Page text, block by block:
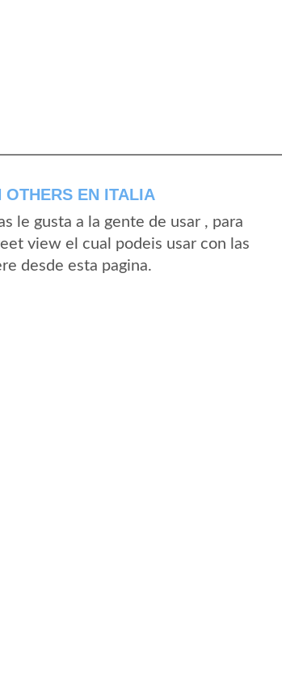
OTHERS EN ITALIA
le gusta a la gente de usar , para
view el cual podeis usar con las
desde esta pagina.